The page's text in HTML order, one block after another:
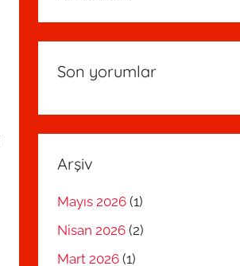
Son yorumlar
Arşiv
Mayıs 2026 (1)
Nisan 2026 (2)
Mart 2026 (1)